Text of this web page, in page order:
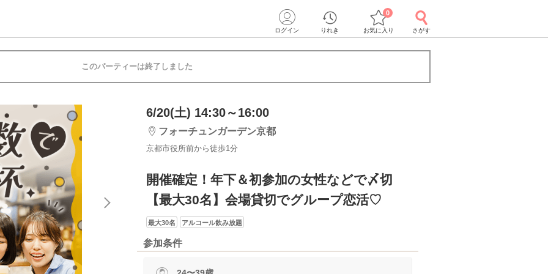
ログイン りれき お気に入り
0
さがす
このパーティーは終了しました
6/20(土) 14:30～16:00
フォーチュンガーデン京都
京都市役所前から徒歩1分
開催確定！年下＆初参加の女性などで〆切
【最大30名】会場貸切でグループ恋活♡
最大30名 アルコール飲み放題
参加条件